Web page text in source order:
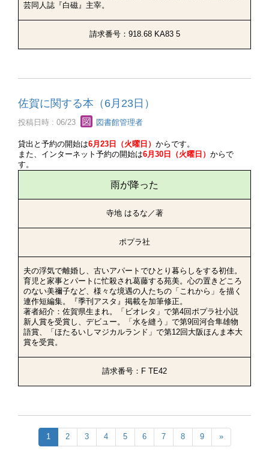
芸同人誌『白磁』主宰。
請求番号：918.68 KA83 5
佐賀に関する本（6月23日）
投稿日時 : 06/23 図書館管理者
貸出と予約の開始は6月23日（火曜日） からです。
また、インターネット予約の開始は6月30日（火曜日） からで
す。
雨が降った
寺地 はるな／著
ポプラ社
夫の浮気で離婚し、古いアパートでひとり暮らしをする初佳。
育児と家事とパートに忙殺され葛藤する苑美。心の置きどころ
のない美禰子など、様々な境遇の人たちの「これから」を描く
連作短編集。『季刊アスタ』掲載を加筆修正。
著者紹介：佐賀県生まれ。「ビオレタ」で第4回ポプラ社小説
新人賞を受賞し、デビュー。「水を縫う」で第9回河合隼雄物
語賞、「ほたるいしマジカルランド」で第12回大阪ほんま本大
賞を受賞。
請求番号：F TE42
1 2 3 4 5 6 7 8 9 »